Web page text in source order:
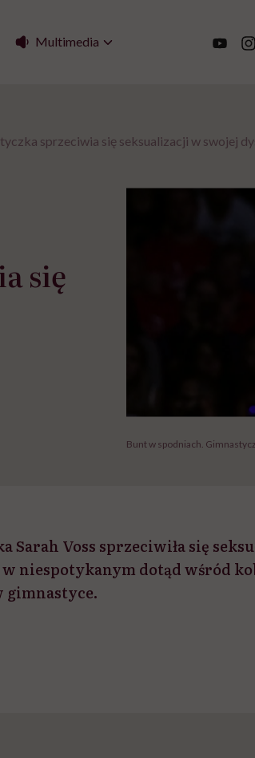
Multimedia
sprzeciwia się seksualizacji w swojej
się
Bunt w spodniach.
Sarah Voss sprzeciwiła się
niespotykanym dotąd wśród
gimnastyce.